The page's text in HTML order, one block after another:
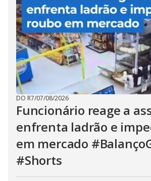
DO R7/07/08/2026
Funcionário reage a
enfrenta ladrão e
em mercado
#Shorts